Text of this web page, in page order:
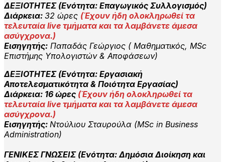
ΔΕΞΙΟΤΗΤΕΣ (Ενότητα: Επαγωγικός Συλλογισμός)
Διάρκεια: 32 ώρες (Έχουν ήδη ολοκληρωθεί τα
τελευταία live τμήματα και τα λαμβάνετε άμεσα
ασύγχρονα.)
Εισηγητής: Παπαδάς Γεώργιος ( Μαθηματικός, MSc
Επιστήμης Υπολογιστών & Αποφάσεων)
ΔΕΞΙΟΤΗΤΕΣ (Ενότητα: Εργασιακή
Αποτελεσματικότητα & Ποιότητα Εργασίας)
Διάρκεια: 16 ώρες (Έχουν ήδη ολοκληρωθεί τα
τελευταία live τμήματα και τα λαμβάνετε άμεσα
ασύγχρονα.)
Εισηγητής: Ντούλιου Σταυρούλα (MSc in Business
Administration)
ΓΕΝΙΚΕΣ ΓΝΩΣΕΙΣ (Ενότητα: Δημόσια Διοίκηση και